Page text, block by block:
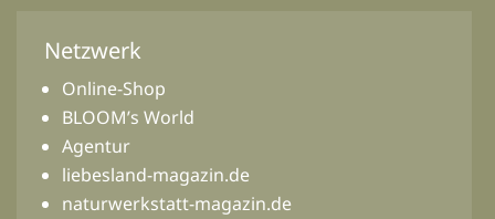
Netzwerk
Online-Shop
BLOOM’s World
Agentur
liebesland-magazin.de
naturwerkstatt-magazin.de